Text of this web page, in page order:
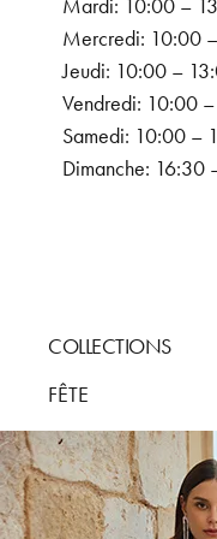
Mardi: 10:00 –
Mercredi: 10:00
Jeudi: 10:00 –
Vendredi: 10:00
Samedi: 10:00 –
Dimanche: 16:30
COLLECTIONS
FÊTE